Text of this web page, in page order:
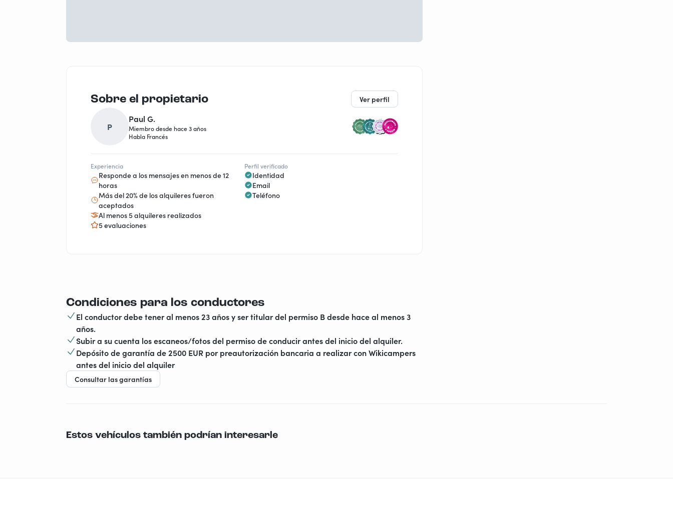
Sobre el propietario Ver perfil
P
Paul G.
Miembro desde hace 3 años
Habla Francés
Experiencia
Responde a los mensajes en menos de 12
horas
Más del 20% de los alquileres fueron
aceptados
Al menos 5 alquileres realizados
5 evaluaciones
Perfil verificado
Identidad
Email
Teléfono
Condiciones para los conductores
El conductor debe tener al menos 23 años y ser titular del permiso B desde hace al menos 3
años.
Subir a su cuenta los escaneos/fotos del permiso de conducir antes del inicio del alquiler.
Depósito de garantía de 2500 EUR por preautorización bancaria a realizar con Wikicampers
antes del inicio del alquiler
Consultar las garantías
Estos vehículos también podrían interesarle